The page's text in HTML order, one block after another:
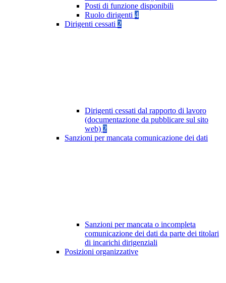
Posti di funzione disponibili
Ruolo dirigenti 4
Dirigenti cessati 2
Dirigenti cessati dal rapporto di lavoro
(documentazione da pubblicare sul sito
web) 2
Sanzioni per mancata comunicazione dei dati
Sanzioni per mancata o incompleta
comunicazione dei dati da parte dei titolari
di incarichi dirigenziali
Posizioni organizzative